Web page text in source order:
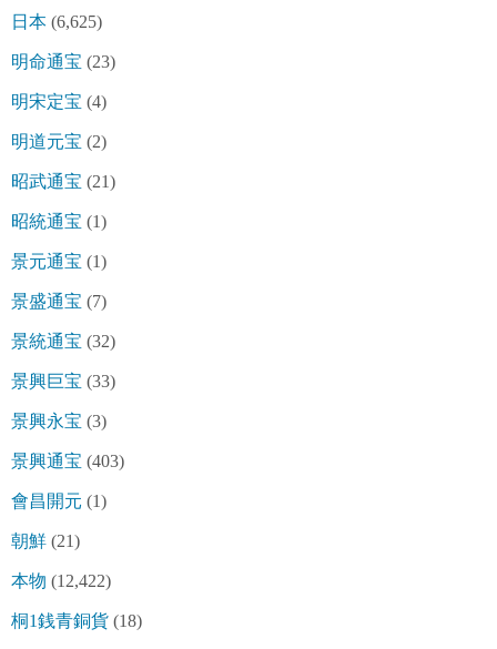
日本 (6,625)
明命通宝 (23)
明宋定宝 (4)
明道元宝 (2)
昭武通宝 (21)
昭統通宝 (1)
景元通宝 (1)
景盛通宝 (7)
景統通宝 (32)
景興巨宝 (33)
景興永宝 (3)
景興通宝 (403)
會昌開元 (1)
朝鮮 (21)
本物 (12,422)
桐1銭青銅貨 (18)